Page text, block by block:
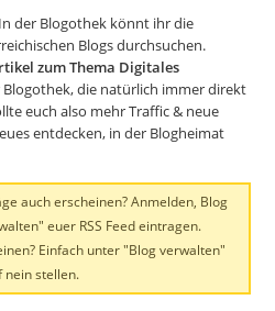
In der Blogothek könnt ihr die
Blogs durchsuchen.
zum Thema Digitales
Blogothek, die natürlich immer direkt
euch also mehr Traffic & neue
entdecken, in der Blogheimat
auch erscheinen? Anmelden, Blog
euer RSS Feed eintragen.
Einfach unter "Blog verwalten"
nein stellen.